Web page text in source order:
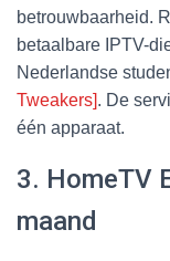
betrouwbaarheid.
betaalbare IPTV-
Nederlandse
Tweakers]. De
één apparaat.
3. HomeTV
maand